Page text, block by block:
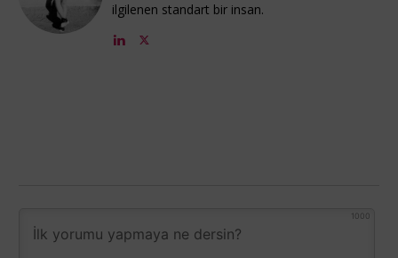
ilgilenen standart bir insan.
1000